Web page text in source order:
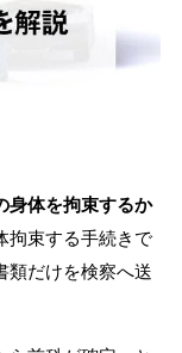
身体を拘束するか
拘束する手続きで
類だけを検察へ送